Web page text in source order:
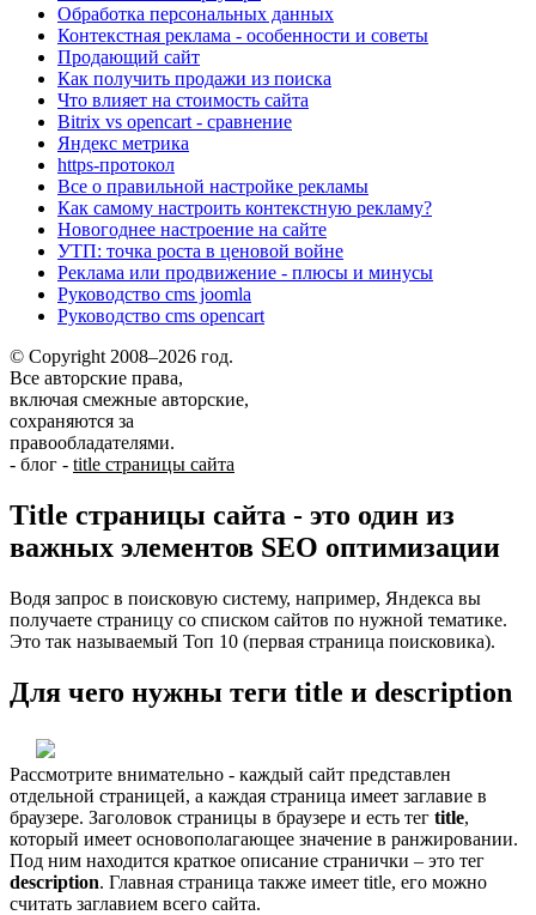
Обработка персональных данных
Контекстная реклама - особенности и советы
Продающий сайт
Как получить продажи из поиска
Что влияет на стоимость сайта
Bitrix vs opencart - сравнение
Яндекс метрика
https-протокол
Все о правильной настройке рекламы
Как самому настроить контекстную рекламу?
Новогоднее настроение на сайте
УТП: точка роста в ценовой войне
Реклама или продвижение - плюсы и минусы
Руководство cms joomla
Руководство cms opencart
© Copyright 2008–2026 год.
Все авторские права,
включая смежные авторские,
сохраняются за
правообладателями.
- блог - title страницы сайта
Title страницы сайта - это один из
важных элементов SEO оптимизации
Водя запрос в поисковую систему, например, Яндекса вы
получаете страницу со списком сайтов по нужной тематике.
Это так называемый Топ 10 (первая страница поисковика).
Для чего нужны теги title и description
Рассмотрите внимательно - каждый сайт представлен
отдельной страницей, а каждая страница имеет заглавие в
браузере. Заголовок страницы в браузере и есть тег title,
который имеет основополагающее значение в ранжировании.
Под ним находится краткое описание странички – это тег
description. Главная страница также имеет title, его можно
считать заглавием всего сайта.